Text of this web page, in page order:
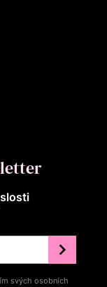
svých osobních